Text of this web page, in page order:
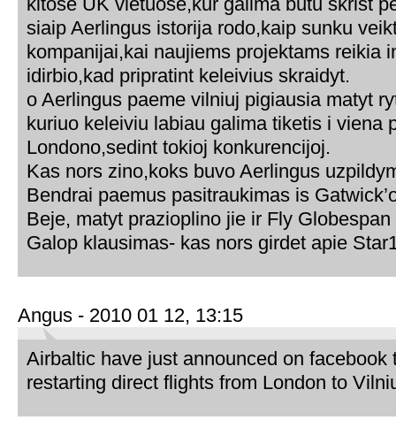
siaip Aerlingus istorija rodo,kaip sunku
kompanijai,kai naujiems projektams reikia
idirbio,kad pripratint keleivius skraidyt.
o Aerlingus paeme vilniuj pigiausia matyt
kuriuo keleiviu labiau galima tiketis i viena
Londono,sedint tokioj konkurencijoj.
Kas nors zino,koks buvo Aerlingus
Bendrai paemus pasitraukimas is
Beje, matyt prazioplino jie ir Fly Globespan
Galop klausimas- kas nors girdet apie
Angus - 2010 01 12, 13:15
Airbaltic have just announced on facebook
restarting direct flights from London to